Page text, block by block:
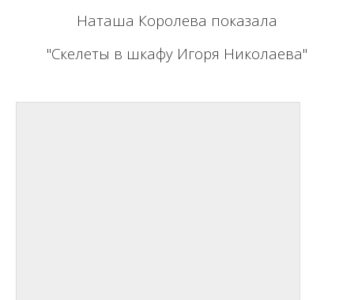
Наташа Королева показала
"Скелеты в шкафу Игоря Николаева"